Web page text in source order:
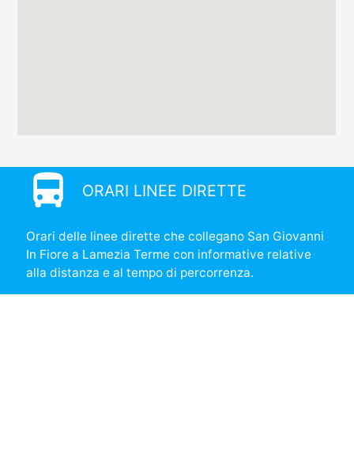
directions_bus ORARI LINEE DIRETTE
Orari delle linee dirette che collegano San Giovanni
In Fiore a Lamezia Terme con informative relative
alla distanza e al tempo di percorrenza.